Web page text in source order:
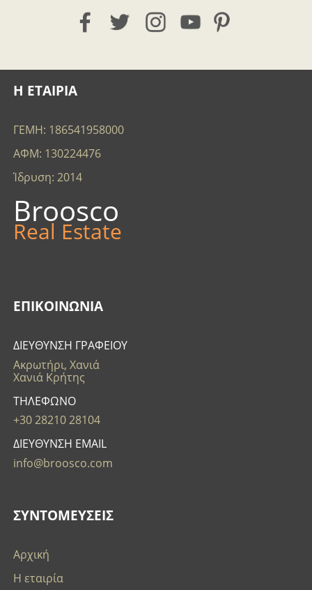
Η ΕΤΑΙΡΙΑ
ΓΕΜΗ: 186541958000
ΑΦΜ: 130224476
Ίδρυση: 2014
Broosco
Real Estate
ΕΠΙΚΟΙΝΩΝΊΑ
ΔΙΕΥΘΥΝΣΗ ΓΡΑΦΕΙΟΥ
Ακρωτήρι, Χανιά
Χανιά Κρήτης
ΤΗΛΕΦΩΝΟ
+30 28210 28104
ΔΙΕΥΘΥΝΣΗ EMAIL
info@broosco.com
ΣΥΝΤΟΜΕΥΣΕΙΣ
Αρχική
Η εταιρία